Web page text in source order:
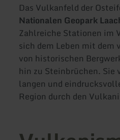
Das Vulkanfeld der
Nationalen Geopark
Zahlreiche Stationen im
sich dem Leben mit dem
von historischen
hin zu Steinbrüchen. Sie
langen und
Region durch den